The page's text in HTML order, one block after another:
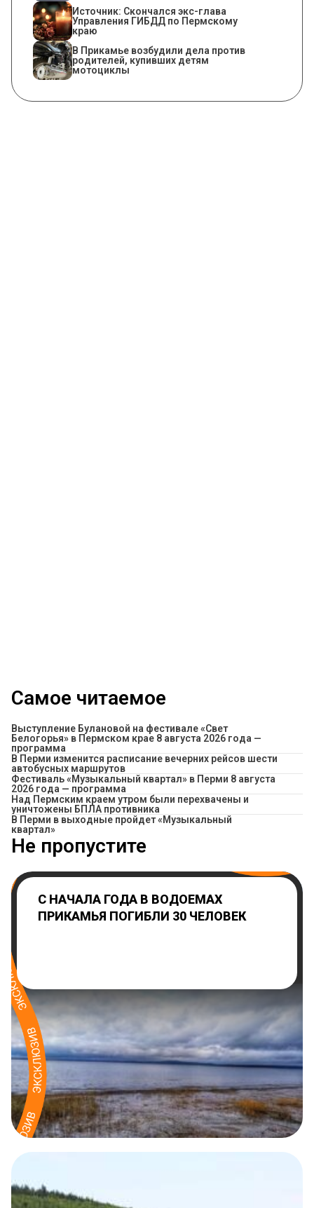
Источник: Скончался экс-глава
Управления ГИБДД по Пермскому
краю
В Прикамье возбудили дела против
родителей, купивших детям
мотоциклы
Самое читаемое
Выступление Булановой на фестивале «Свет
Белогорья» в Пермском крае 8 августа 2026 года —
программа
​В Перми изменится расписание вечерних рейсов шести
автобусных маршрутов
Фестиваль «Музыкальный квартал» в Перми 8 августа
2026 года — программа
Над Пермским краем утром были перехвачены и
уничтожены БПЛА противника
В Перми в выходные пройдет «Музыкальный
квартал»
Не пропустите
С НАЧАЛА ГОДА В ВОДОЕМАХ
ПРИКАМЬЯ ПОГИБЛИ 30 ЧЕЛОВЕК